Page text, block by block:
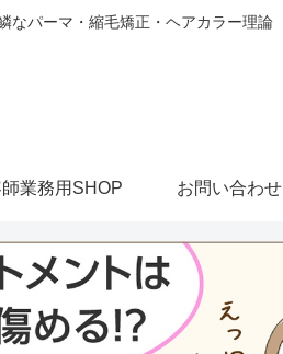
なパーマ・縮毛矯正・ヘアカラー理論
業務用SHOP お問い合わせ